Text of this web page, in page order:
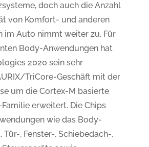
doch auch die Anzahl
von Komfort- und anderen
im Auto nimmt weiter zu. Für
Body-Anwendungen hat
2020 sein sehr
TriCore-Geschäft mit der
um die Cortex-M basierte
Familie erweitert. Die Chips
wie das Body-
, Fenster-, Schiebedach-,